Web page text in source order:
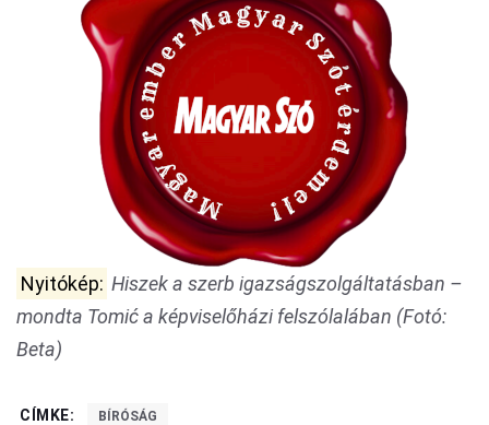
Nyitókép: Hiszek a szerb igazságszolgáltatásban –
mondta Tomić a képviselőházi felszólalában (Fotó:
Beta)
CÍMKE: BÍRÓSÁG